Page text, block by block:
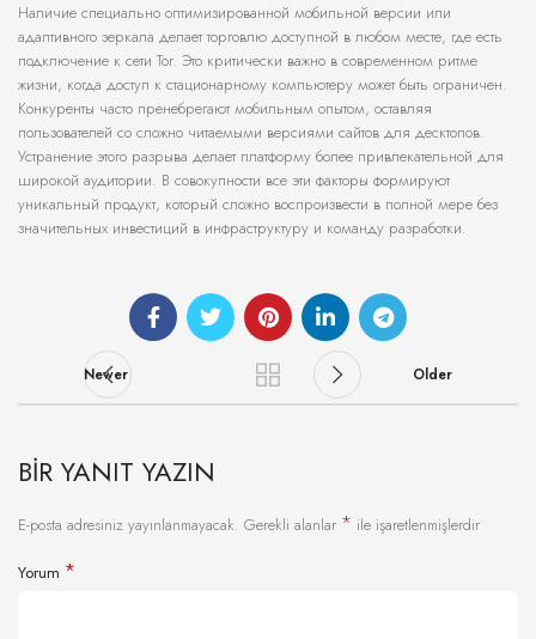
Наличие специально оптимизированной мобильной версии или
адаптивного зеркала делает торговлю доступной в любом месте, где есть
подключение к сети Tor. Это критически важно в современном ритме
жизни, когда доступ к стационарному компьютеру может быть ограничен.
Конкуренты часто пренебрегают мобильным опытом, оставляя
пользователей со сложно читаемыми версиями сайтов для десктопов.
Устранение этого разрыва делает платформу более привлекательной для
широкой аудитории. В совокупности все эти факторы формируют
уникальный продукт, который сложно воспроизвести в полной мере без
значительных инвестиций в инфраструктуру и команду разработки.
Newer Older
BIR YANIT YAZIN
E-posta adresiniz yayınlanmayacak. Gerekli alanlar * ile işaretlenmişlerdir
Yorum *